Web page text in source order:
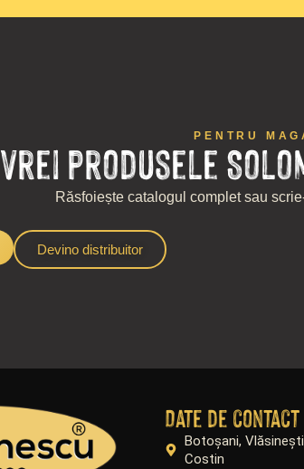
PENTRU
Vrei produsele
Răsfoiește catalogul complet sau
Devino distribuitor
Date de contact
Botoșani,
Costin